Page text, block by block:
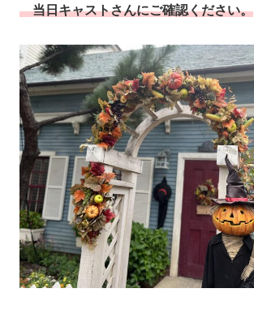
当日キャストさんにご確認ください。